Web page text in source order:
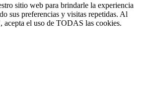
sitio web para brindarle la experiencia
sus preferencias y visitas repetidas. Al
acepta el uso de TODAS las cookies.